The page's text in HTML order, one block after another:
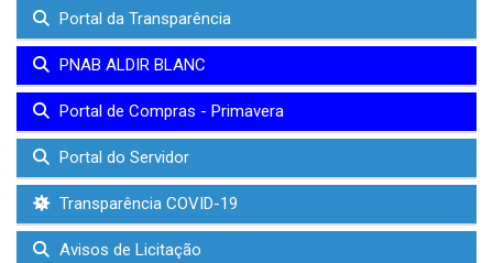
Portal da Transparência
PNAB ALDIR BLANC
Portal de Compras - Primavera
Portal do Servidor
Transparência COVID-19
Avisos de Licitação